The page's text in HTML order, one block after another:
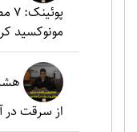
مونوکسید
از سرقت در